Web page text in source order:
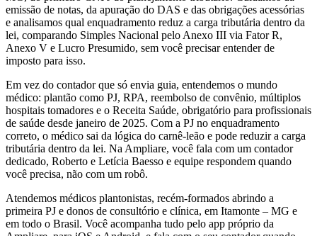
emissão de notas, da apuração do DAS e das obrigações acessórias
e analisamos qual enquadramento reduz a carga tributária dentro da
lei, comparando Simples Nacional pelo Anexo III via Fator R,
Anexo V e Lucro Presumido, sem você precisar entender de
imposto para isso.
Em vez do contador que só envia guia, entendemos o mundo
médico: plantão como PJ, RPA, reembolso de convênio, múltiplos
hospitais tomadores e o Receita Saúde, obrigatório para profissionais
de saúde desde janeiro de 2025. Com a PJ no enquadramento
correto, o médico sai da lógica do carnê-leão e pode reduzir a carga
tributária dentro da lei. Na Ampliare, você fala com um contador
dedicado, Roberto e Letícia Baesso e equipe respondem quando
você precisa, não com um robô.
Atendemos médicos plantonistas, recém-formados abrindo a
primeira PJ e donos de consultório e clínica, em Itamonte – MG e
em todo o Brasil. Você acompanha tudo pelo app próprio da